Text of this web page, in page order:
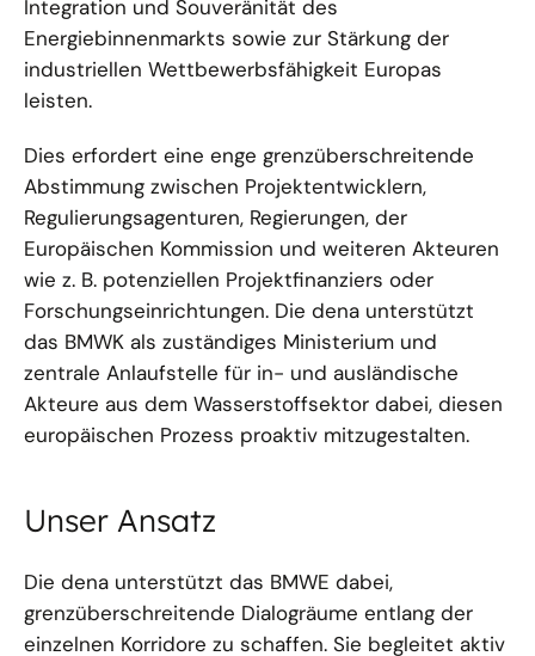
Integration und Souveränität des
Energiebinnenmarkts sowie zur Stärkung der
industriellen Wettbewerbsfähigkeit Europas
leisten.
Dies erfordert eine enge grenzüberschreitende
Abstimmung zwischen Projektentwicklern,
Regulierungsagenturen, Regierungen, der
Europäischen Kommission und weiteren Akteuren
wie z. B. potenziellen Projektfinanziers oder
Forschungseinrichtungen. Die dena unterstützt
das BMWK als zuständiges Ministerium und
zentrale Anlaufstelle für in- und ausländische
Akteure aus dem Wasserstoffsektor dabei, diesen
europäischen Prozess proaktiv mitzugestalten.
Unser Ansatz
Die dena unterstützt das BMWE dabei,
grenzüberschreitende Dialogräume entlang der
einzelnen Korridore zu schaffen. Sie begleitet aktiv